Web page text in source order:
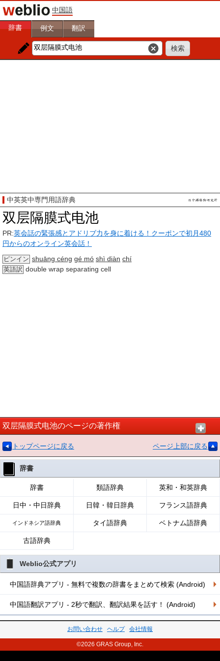
中国語
辞書 例文 翻訳
中英英中専門用語辞典
双层隔膜式电池
PR:英会話の緊張感とアドリブ力を身に着ける！クーポンで初月480
円からのオンライン英会話！
ピンイン shuāng céng gé mó shì diàn chí
英語訳 double wrap separating cell
双层隔膜式电池のページの著作権
トップページに戻る ページ上部に戻る
辞書
辞書 類語辞典 英和・和英辞典
日中・中日辞典 日韓・韓日辞典 フランス語辞典
インドネシア語辞典 タイ語辞典 ベトナム語辞典
古語辞典
Weblio公式アプリ
中国語辞典アプリ - 無料で複数の辞書をまとめて検索 (Android)
中国語翻訳アプリ - 2秒で翻訳、翻訳結果を話す！ (Android)
お問い合わせ ヘルプ 会社情報
©2026 GRAS Group, Inc.